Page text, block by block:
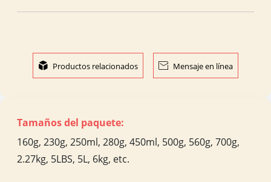
 Productos relacionados  Mensaje en línea
Tamaños del paquete:
160g, 230g, 250ml, 280g, 450ml, 500g, 560g, 700g,
2.27kg, 5LBS, 5L, 6kg, etc.